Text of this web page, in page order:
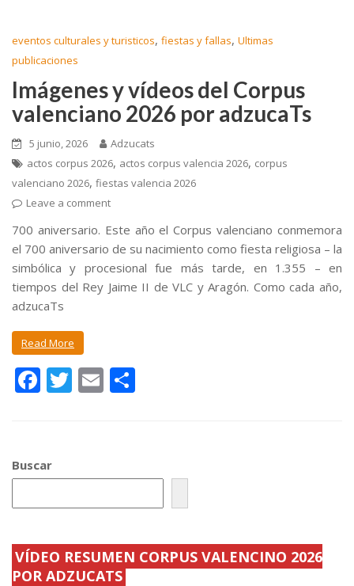
eventos culturales y turisticos, fiestas y fallas, Ultimas
publicaciones
Imágenes y vídeos del Corpus
valenciano 2026 por adzucaTs
5 junio, 2026
Adzucats
actos corpus 2026, actos corpus valencia 2026, corpus
valenciano 2026, fiestas valencia 2026
Leave a comment
700 aniversario. Este año el Corpus valenciano conmemora
el 700 aniversario de su nacimiento como fiesta religiosa – la
simbólica y procesional fue más tarde, en 1.355 – en
tiempos del Rey Jaime II de VLC y Aragón. Como cada año,
adzucaTs
Read More
F
b
o
o
T E
ar
ti
Buscar
VÍDEO RESUMEN CORPUS VALENCINO 2026
POR ADZUCATS